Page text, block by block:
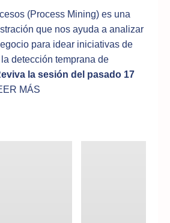
(Process Mining) es una
que nos ayuda a analizar
para idear iniciativas de
detección temprana de
la sesión del pasado 17
MÁS